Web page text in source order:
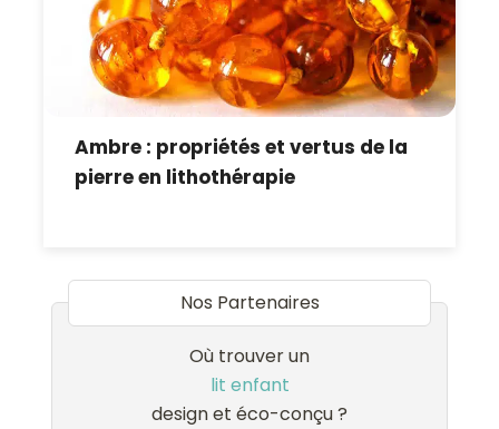
Ambre : propriétés et vertus de la
pierre en lithothérapie
Nos Partenaires
Où trouver un
lit enfant
design et éco-conçu ?